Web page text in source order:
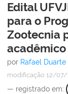
Edital
para o
Zootecnia
acadêmico
por Rafael Duarte
modificação 12/07/
— registrado em: